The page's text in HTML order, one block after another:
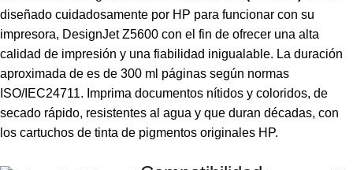
diseñado cuidadosamente por HP para funcionar con su
impresora, DesignJet Z5600 con el fin de ofrecer una alta
calidad de impresión y una fiabilidad inigualable. La duración
aproximada de es de 300 ml páginas según normas
ISO/IEC24711. Imprima documentos nítidos y coloridos, de
secado rápido, resistentes al agua y que duran décadas, con
los cartuchos de tinta de pigmentos originales HP.